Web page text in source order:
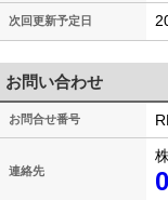
次回更新予定日
お問い合わせ
お問合せ番号
連絡先